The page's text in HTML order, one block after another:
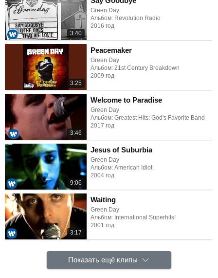
3:40
Green Day
Альбом: Revolution Radio
2016 год
3:25
Peacemaker
Green Day
Альбом: 21st Century Breakdown
2009 год
3:46
Welcome to Paradise
Green Day
Альбом: Greatest Hits: God's Favorite Band
2017 год
9:06
Jesus of Suburbia
Green Day
Альбом: American Idiot
2004 год
3:17
Waiting
Green Day
Альбом: International Superhits!
2001 год
Показать ещё клипы